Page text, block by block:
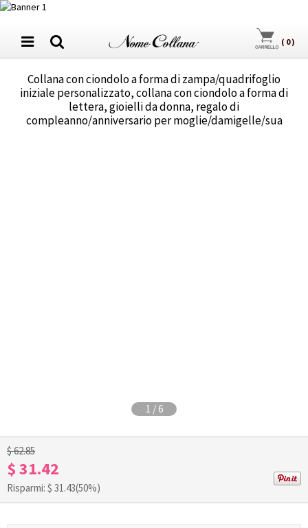
( 0)
Collana con ciondolo a forma di zampa/quadrifoglio
iniziale personalizzato, collana con ciondolo a forma di
lettera, gioielli da donna, regalo di
compleanno/anniversario per moglie/damigelle/sua
1 / 6
$ 62.85
$ 31.42
Risparmi: $ 31.43(50%)